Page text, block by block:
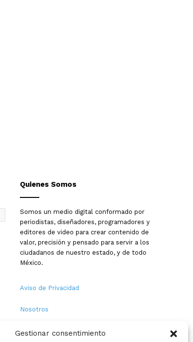
Gestionar consentimiento
Quienes Somos
Somos un medio digital conformado por
periodistas, diseñadores, programadores y
editores de video para crear contenido de
valor, precisión y pensado para servir a los
ciudadanos de nuestro estado, y de todo
México.
Aviso de Privacidad
Nosotros
Términos y Condiciones